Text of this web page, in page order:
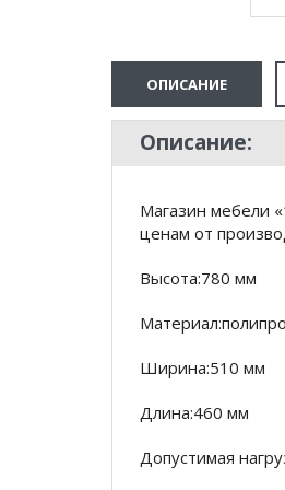
ОПИСАНИЕ
Описание:
Магазин мебели
ценам от
Высота:780 мм
Ширина:510 мм
Длина:460 мм
Допустимая